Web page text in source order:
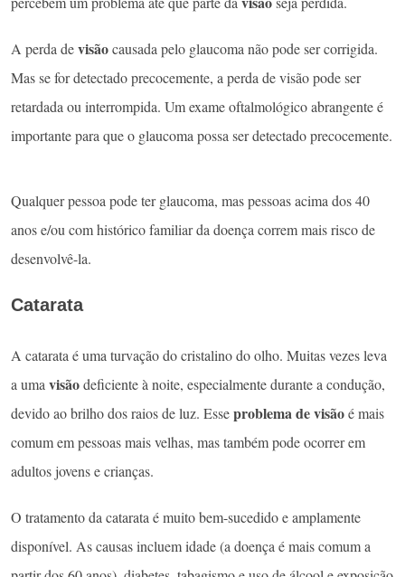
A perda devisãocausada pelo glaucoma não pode ser corrigida.
Mas se for detectado precocemente, a perda de visão pode ser
retardada ou interrompida. Um exame oftalmológico abrangente é
importante para que o glaucoma possa ser detectado precocemente.
Qualquer pessoa pode ter glaucoma, mas pessoas acima dos 40
anos e/ou com histórico familiar da doença correm mais risco de
desenvolvê-la.
Catarata
A catarata é uma turvação do cristalino do olho. Muitas vezes leva
a uma visãodeficiente à noite, especialmente durante a condução,
devido ao brilho dos raios de luz. Esseproblema de visãoé mais
comum em pessoas mais velhas, mas também pode ocorrer em
adultos jovens e crianças.
O tratamento da catarata é muito bem-sucedido e amplamente
disponível. As causas incluem idade (a doença é mais comum a